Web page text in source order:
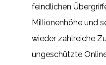
feindlichen
Millionenhöhe und
wieder zahlreiche
ungeschützte